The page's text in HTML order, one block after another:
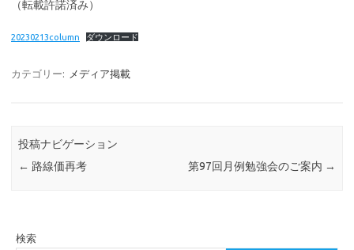
（転載許諾済み）
20230213column ダウンロード
カテゴリー: メディア掲載
投稿ナビゲーション
← 路線価再考 第97回月例勉強会のご案内 →
検索